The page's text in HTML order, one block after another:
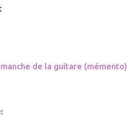
de la guitare (mémento)